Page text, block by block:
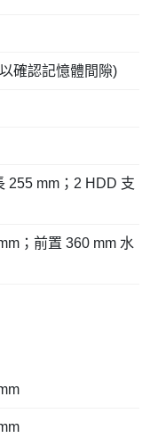
確認記憶體間隙)
255 mm；2 HDD 支
；前置 360 mm 水